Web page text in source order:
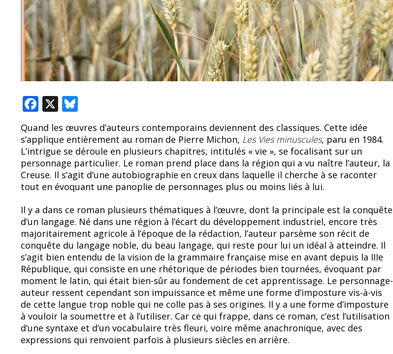
F
ac
e
b
o
o
X
e
sk
y
Quand les œuvres d’auteurs contemporains deviennent des classiques. Cette idée
s’applique entièrement au roman de Pierre Michon, Les Vies minuscules, paru en 1984.
L’intrigue se déroule en plusieurs chapitres, intitulés « vie », se focalisant sur un
personnage particulier. Le roman prend place dans la région qui a vu naître l’auteur, la
Creuse. Il s’agit d’une autobiographie en creux dans laquelle il cherche à se raconter
tout en évoquant une panoplie de personnages plus ou moins liés à lui.
Il y a dans ce roman plusieurs thématiques à l’œuvre, dont la principale est la conquête
d’un langage. Né dans une région à l’écart du développement industriel, encore très
majoritairement agricole à l’époque de la rédaction, l’auteur parsème son récit de
conquête du langage noble, du beau langage, qui reste pour lui un idéal à atteindre. Il
s’agit bien entendu de la vision de la grammaire française mise en avant depuis la IIIe
République, qui consiste en une rhétorique de périodes bien tournées, évoquant par
moment le latin, qui était bien-sûr au fondement de cet apprentissage. Le personnage-
auteur ressent cependant son impuissance et même une forme d’imposture vis-à-vis
de cette langue trop noble qui ne colle pas à ses origines. Il y a une forme d’imposture
à vouloir la soumettre et à l’utiliser. Car ce qui frappe, dans ce roman, c’est l’utilisation
d’une syntaxe et d’un vocabulaire très fleuri, voire même anachronique, avec des
expressions qui renvoient parfois à plusieurs siècles en arrière.